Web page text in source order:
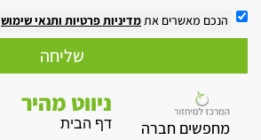
הנכם מאשרים אתמדיניות פרטיות ותנאי שימוש
שליחה
מחפשים חברה
ניווט מהיר
דף הבית